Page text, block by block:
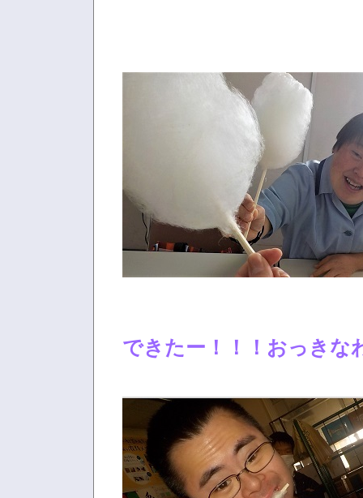
できたー！！！おっきな